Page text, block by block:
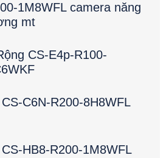
1M8WFL camera năng
mt
CS-E4p-R100-
C6N-R200-8H8WFL
HB8-R200-1M8WFL